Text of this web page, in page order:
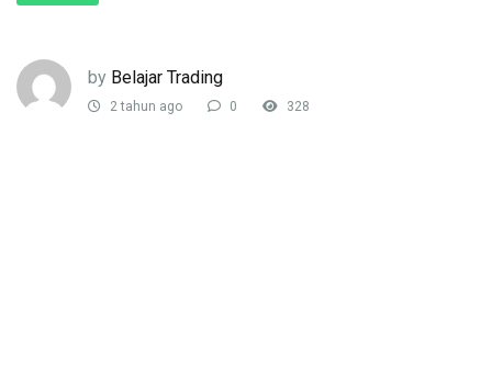
by Belajar Trading
2 tahun ago 0 328